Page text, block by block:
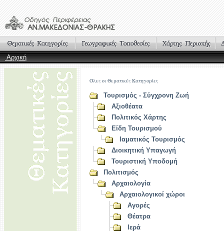
Αρχική
Όλες οι Θεματικές Κατηγορίες
Τουρισμός - Σύγχρονη Ζωή
Αξιοθέατα
Πολιτικός Χάρτης
Είδη Τουρισμού
Ιαματικός Τουρισμός
Διοικητική Υπαγωγή
Τουριστική Υποδομή
Πολιτισμός
Αρχαιολογία
Αρχαιολογικοί χώροι
Αγορές
Θέατρα
Ιερά